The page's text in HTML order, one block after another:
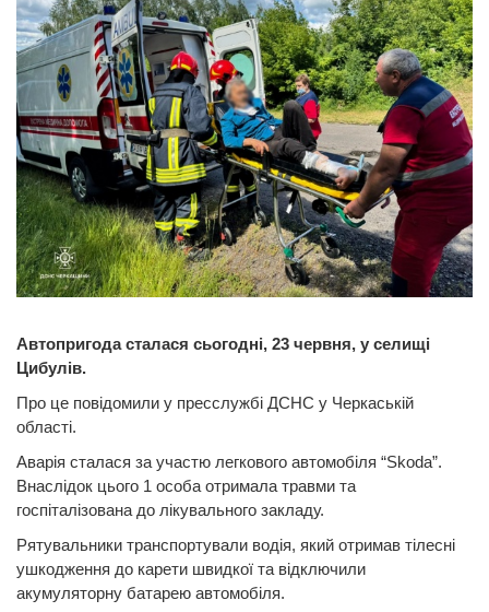
Автопригода сталася сьогодні, 23 червня, у селищі
Цибулів.
Про це повідомили у пресслужбі ДСНС у Черкаській
області.
Аварія сталася за участю легкового автомобіля “Skoda”.
Внаслідок цього 1 особа отримала травми та
госпіталізована до лікувального закладу.
Рятувальники транспортували водія, який отримав тілесні
ушкодження до карети швидкої та відключили
акумуляторну батарею автомобіля.